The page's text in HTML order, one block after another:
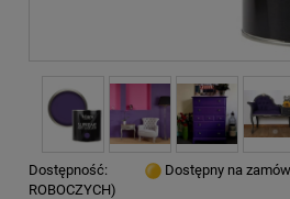
Dostępność:
Dostępny na
ROBOCZYCH)